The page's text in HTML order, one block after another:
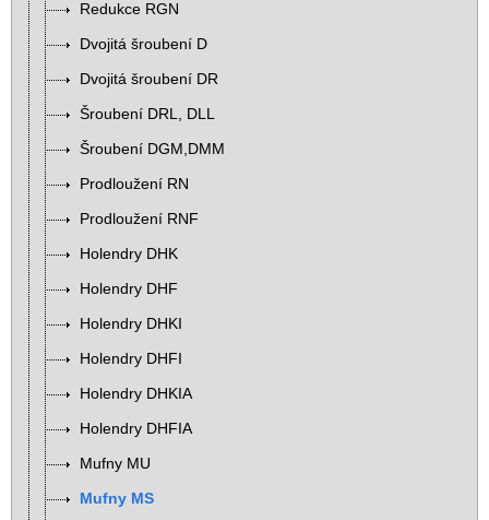
Redukce RGN
Dvojitá šroubení D
Dvojitá šroubení DR
Šroubení DRL, DLL
Šroubení DGM,DMM
Prodloužení RN
Prodloužení RNF
Holendry DHK
Holendry DHF
Holendry DHKI
Holendry DHFI
Holendry DHKIA
Holendry DHFIA
Mufny MU
Mufny MS